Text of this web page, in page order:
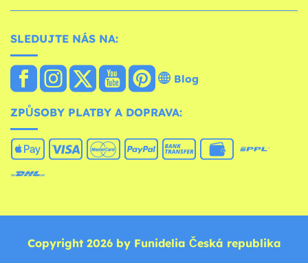
SLEDUJTE NÁS NA:
Blog
ZPŮSOBY PLATBY A DOPRAVA:
Copyright 2026 by Funidelia Česká republika